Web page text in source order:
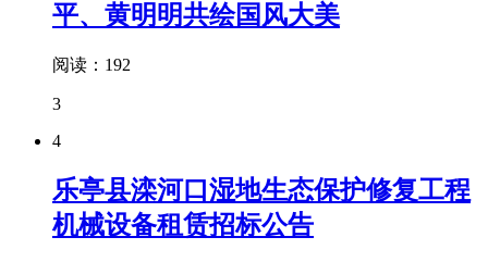
平、黄明明共绘国风大美
阅读：192
3
4
乐亭县滦河口湿地生态保护修复工程
机械设备租赁招标公告